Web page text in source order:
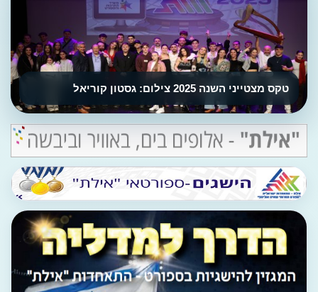
טקס מצטייני השנה 2025 צילום: גסטון קוריאל